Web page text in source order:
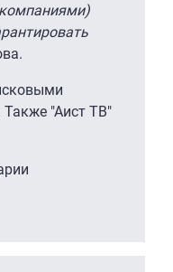
Также "Аист ТВ"